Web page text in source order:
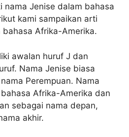
nama Jenise dalam bahasa
kami sampaikan arti
bahasa Afrika-Amerika.
awalan huruf J dan
Nama Jenise biasa
Perempuan. Nama
Afrika-Amerika dan
sebagai nama depan,
akhir.